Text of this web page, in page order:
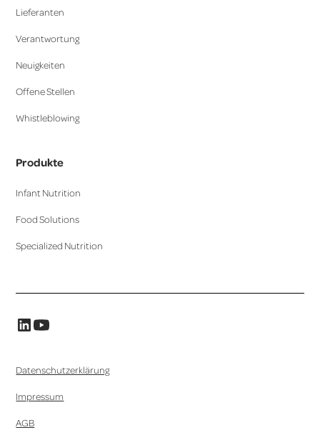
Lieferanten
Verantwortung
Neuigkeiten
Offene Stellen
Whistleblowing
Produkte
Infant Nutrition
Food Solutions
Specialized Nutrition
Datenschutzerklärung
Impressum
AGB